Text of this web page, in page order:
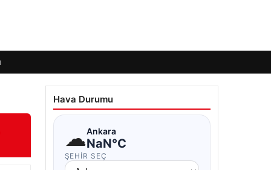
Hava Durumu
☁Ankara
NaN°C
ŞEHIR SEÇ